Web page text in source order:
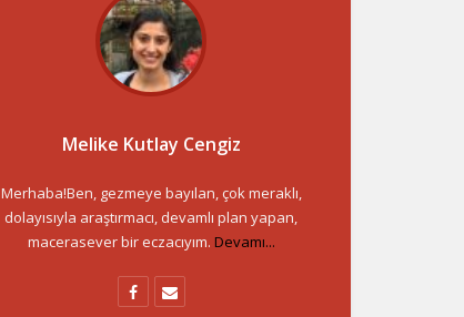
Melike Kutlay Cengiz
Merhaba!Ben, gezmeye bayılan, çok meraklı,
dolayısıyla araştırmacı, devamlı plan yapan,
macerasever bir eczacıyım. Devamı...